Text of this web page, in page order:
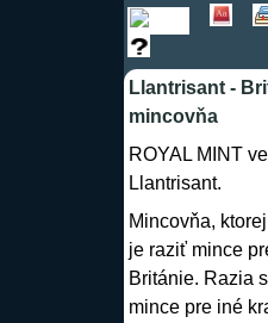
Llantrisant -
mincovňa
ROYAL MINT
Llantrisant.
Mincovňa,
je raziť mince
Británie. Razia
mince pre iné